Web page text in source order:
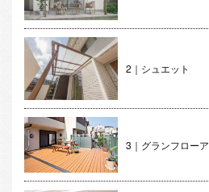
2｜シュエット
3｜グランフローア